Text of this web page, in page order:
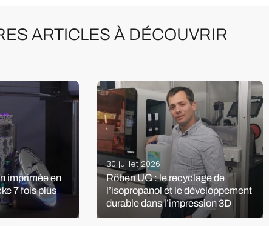
ARTICLES À DÉCOUVRIR
imprimée en
7 fois plus
30 juillet 2026
Röben UG : le recyclage de
l’isopropanol et le développement
durable dans l’impression 3D